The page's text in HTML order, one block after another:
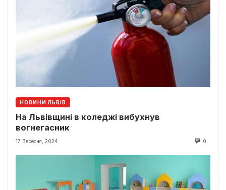
НОВИНИ ЛЬВІВ
На Львівщині в коледжі вибухнув
вогнегасник
17 Вересня, 2024 0